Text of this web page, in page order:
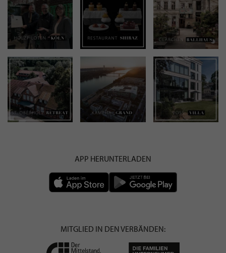
APP HERUNTERLADEN
MITGLIED IN DEN VERBÄNDEN: